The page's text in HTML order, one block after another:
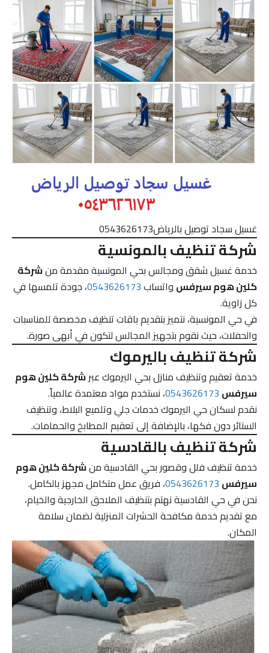
غسيل سجاد توصيل بالرياض0543626173
شركة تنظيف بالمونسية
خدمة غسيل شقق ومجالس بحي المونسية مقدمة منشركة
كلين هوم سيرفسواتساب0543626173، جودة تلمسها في
كل زاوية.
في حي المونسية، نتميز بتقديم باقات تنظيف مخصصة للمناسبات
والحفلات، حيث نقوم بتجهيز المجالس لتكون في أبهى صورة.
شركة تنظيف باليرموك
خدمة تعقيم وتنظيف منازل بحي اليرموك عبرشركة كلين هوم
سيرفس0543626173، نستخدم مواد معتمدة عالمياً.
نقدم لسكان حي اليرموك خدمات جلي وتلميع البلاط، وتنظيف
الستائر دون فكها، بالإضافة إلى تعقيم المطابخ والحمامات.
شركة تنظيف بالقادسية
خدمة تنظيف فلل وقصور بحي القادسية منشركة كلين هوم
سيرفس0543626173، فريق عمل متكامل مجهز بالكامل.
نحن في حي القادسية نهتم بتنظيف الملاحق الخارجية والخيام،
مع تقديم خدمة مكافحة الحشرات المنزلية لضمان سلامة
المكان.